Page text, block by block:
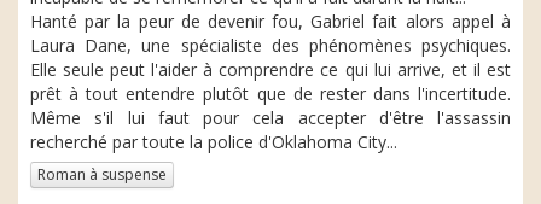
Hanté par la peur de devenir fou, Gabriel fait alors appel à
Laura Dane, une spécialiste des phénomènes psychiques.
Elle seule peut l'aider à comprendre ce qui lui arrive, et il est
prêt à tout entendre plutôt que de rester dans l'incertitude.
Même s'il lui faut pour cela accepter d'être l'assassin
recherché par toute la police d'Oklahoma City...
Roman à suspense